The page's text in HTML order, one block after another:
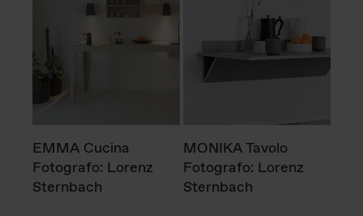
EMMA Cucina
Fotografo: Lorenz
Sternbach
MONIKA Tavolo
Fotografo: Lorenz
Sternbach